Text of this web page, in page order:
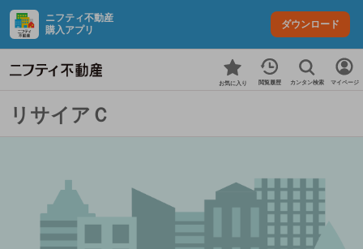
ニフティ不動産
購入アプリ
ダウンロード
お気に入り 閲覧履歴 カンタン検索 マイページ
リサイアＣ